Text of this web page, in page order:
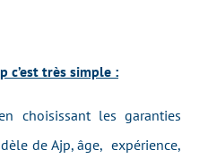
c’est très simple :
choisissant les garanties
de Ajp, âge, expérience,